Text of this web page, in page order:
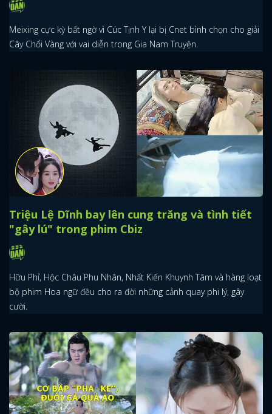
Meixing cực kỳ bất ngờ vì Cúc Tịnh Y lại bị Cnet bình chọn cho giải
Cây Chổi Vàng với vai diễn trong Gia Nam Truyện.
Triệu Lệ Dĩnh bay lên cung trăng và tình tiết
"gây lú" trong phim Cbiz
Hữu Phỉ, Hộc Châu Phu Nhân, Nhất Kiến Khuynh Tâm và hàng loạt
bộ phim Hoa ngữ đều cho ra đời những cảnh quay phi lý, gây
cười.